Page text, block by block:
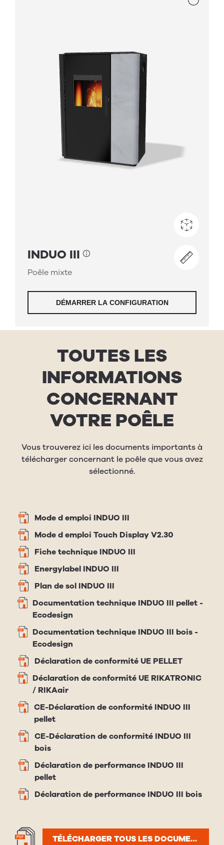
TOUTES LES
INFORMATIONS
CONCERNANT
VOTRE POÊLE
Vous trouverez ici les documents importants à
télécharger concernant le poêle que vous avez
sélectionné.
Mode d emploi INDUO III
Mode d emploi Touch Display V2.30
Fiche technique INDUO III
Energylabel INDUO III
Plan de sol INDUO III
Documentation technique INDUO III pellet -
Ecodesign
Documentation technique INDUO III bois -
Ecodesign
Déclaration de conformité UE PELLET
Déclaration de conformité UE RIKATRONIC
/ RIKAair
CE-Déclaration de conformité INDUO III
pellet
CE-Déclaration de conformité INDUO III
bois
Déclaration de performance INDUO III
pellet
Déclaration de performance INDUO III bois
TÉLÉCHARGER TOUS LES DOCUMENTS